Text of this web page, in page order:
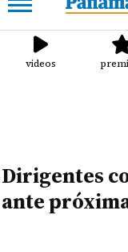
videos
Dirigentes
ante